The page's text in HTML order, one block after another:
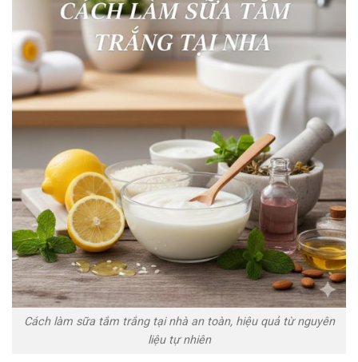
Cách làm sữa tắm trắng tại nhà an toàn, hiệu quả từ nguyên
liệu tự nhiên